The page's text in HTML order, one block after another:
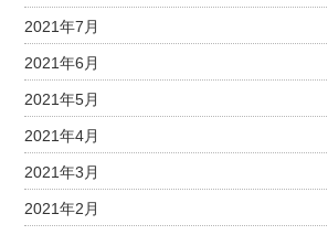
2021年7月
2021年6月
2021年5月
2021年4月
2021年3月
2021年2月